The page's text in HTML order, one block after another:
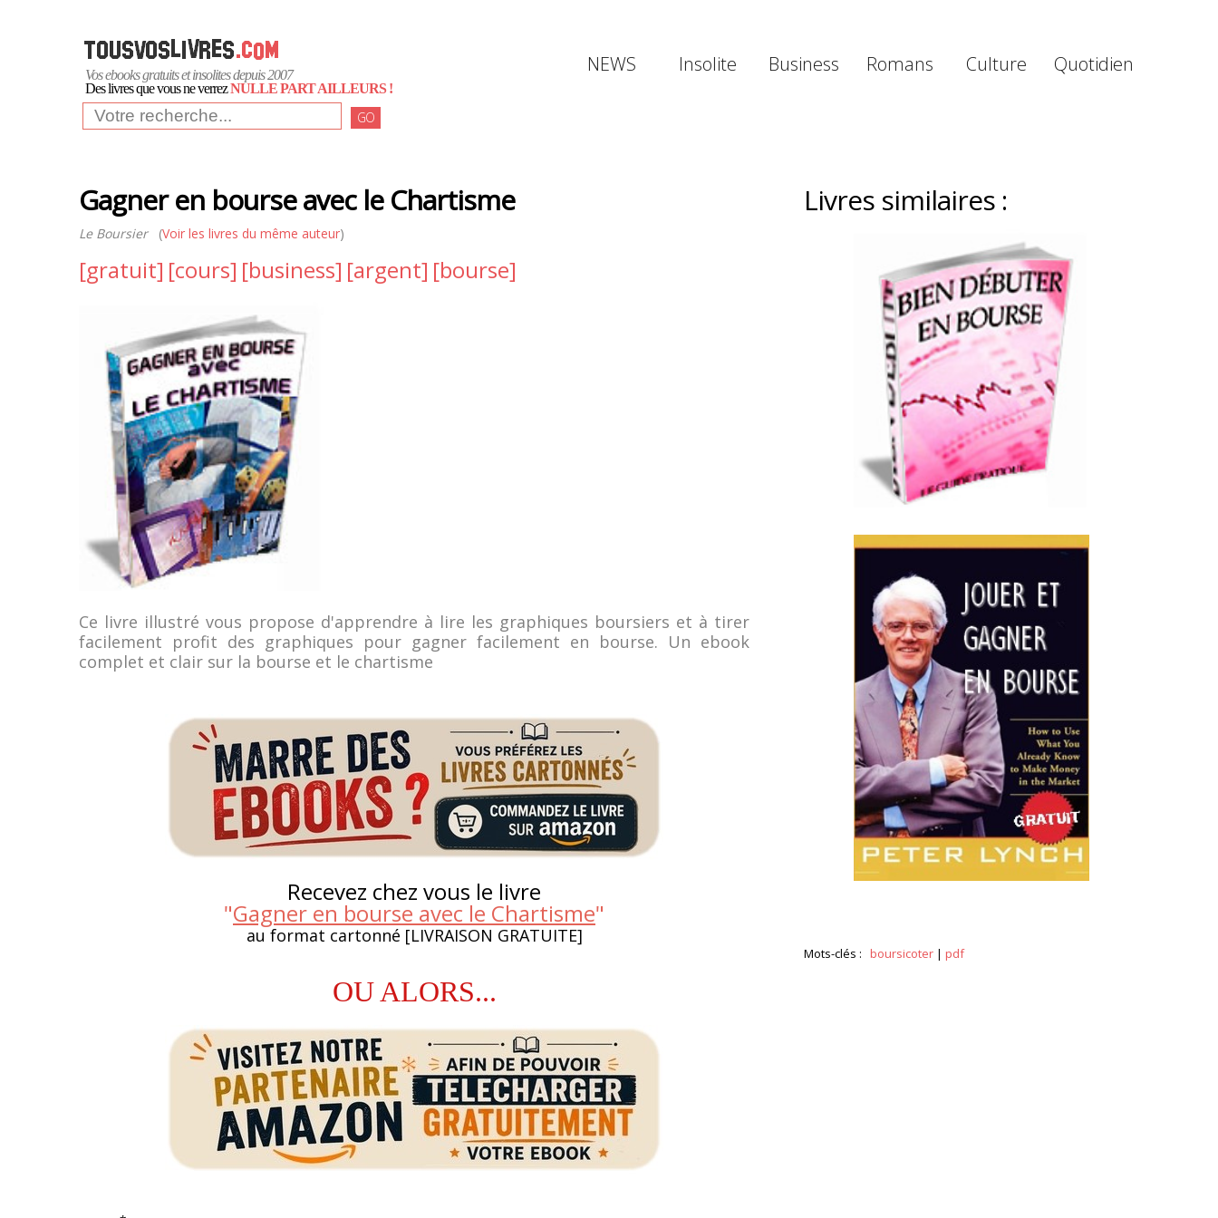
Vos ebooks gratuits et insolites depuis 2007
Des livres que vous ne verrezNULLE PART AILLEURS !
GO
NEWS Insolite Business Romans Culture Quotidien
Gagner en bourse avec le Chartisme
Le Boursier(Voir les livres du même auteur)
[gratuit] [cours] [business] [argent] [bourse]
Ce livre illustré vous propose d'apprendre à lire les graphiques boursiers et à tirer
facilement profit des graphiques pour gagner facilement en bourse. Un ebook
complet et clair sur la bourse et le chartisme
Recevez chez vous le livre
"Gagner en bourse avec le Chartisme"
au format cartonné [LIVRAISON GRATUITE]
OU ALORS...
Livres similaires :
Mots-clés : boursicoter | pdf